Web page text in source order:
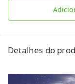
Detalhes do